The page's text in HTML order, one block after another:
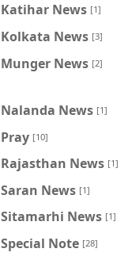
Katihar News [1]
Kolkata News [3]
Munger News [2]
Nalanda News [1]
Pray [10]
Rajasthan News [1]
Saran News [1]
Sitamarhi News [1]
Special Note [28]